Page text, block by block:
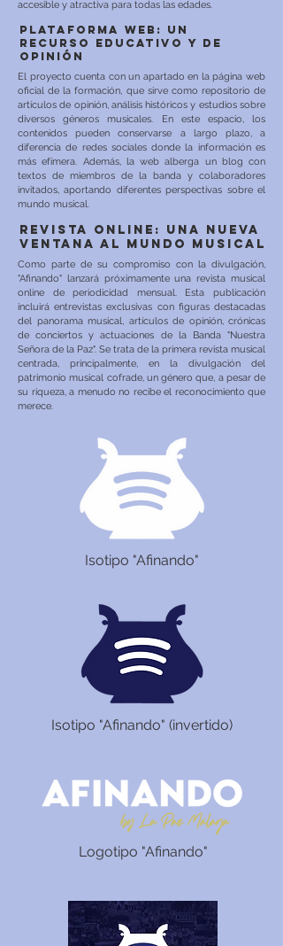
accesible y atractiva para todas las edades.
Plataforma web: un
recurso educativo y de
opinión
El proyecto cuenta con un apartado en la página web
oficial de la formación, que sirve como repositorio de
artículos de opinión, análisis históricos y estudios sobre
diversos géneros musicales. En este espacio, los
contenidos pueden conservarse a largo plazo, a
diferencia de redes sociales donde la información es
más efímera. Además, la web alberga un blog con
textos de miembros de la banda y colaboradores
invitados, aportando diferentes perspectivas sobre el
mundo musical.
Revista online: una nueva
ventana al mundo musical
Como parte de su compromiso con la divulgación,
"Afinando" lanzará próximamente una revista musical
online de periodicidad mensual. Esta publicación
incluirá entrevistas exclusivas con figuras destacadas
del panorama musical, artículos de opinión, crónicas
de conciertos y actuaciones de la Banda "Nuestra
Señora de la Paz". Se trata de la primera revista musical
centrada, principalmente, en la divulgación del
patrimonio musical cofrade, un género que, a pesar de
su riqueza, a menudo no recibe el reconocimiento que
merece.
Isotipo "Afinando"
Isotipo "Afinando" (invertido)
Logotipo "Afinando"